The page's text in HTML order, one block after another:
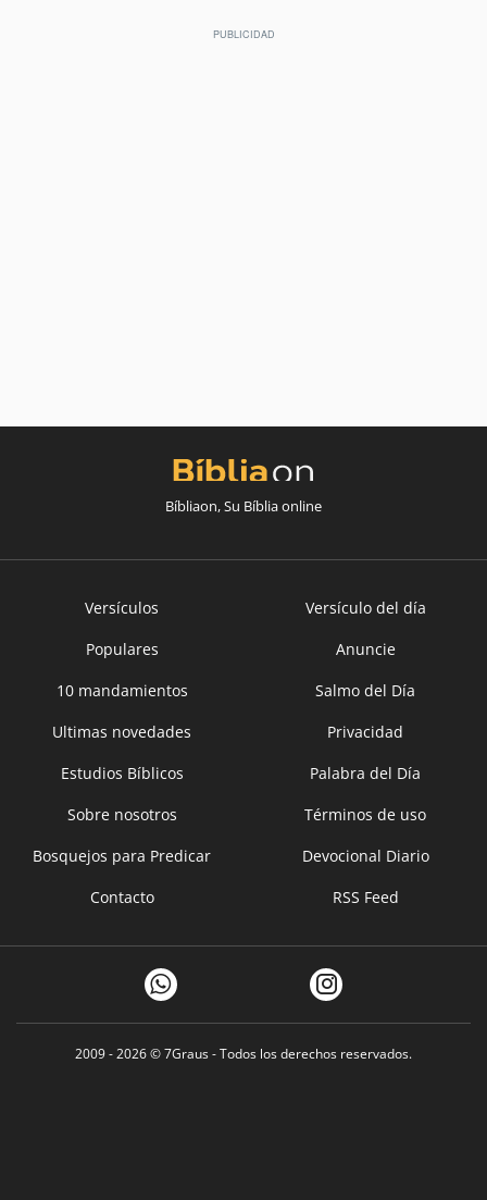
Bíbliaon, Su Bíblia online
Versículos
Versículo del día
Populares
Anuncie
10 mandamientos
Salmo del Día
Ultimas novedades
Privacidad
Estudios Bíblicos
Palabra del Día
Sobre nosotros
Términos de uso
Bosquejos para Predicar
Devocional Diario
Contacto
RSS Feed
2009 - 2026 ©7Graus- Todos los derechos reservados.